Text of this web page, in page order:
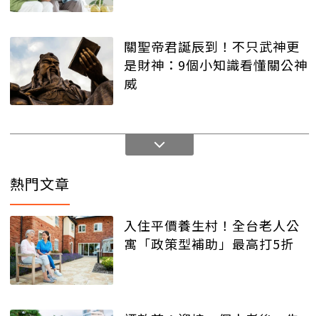
關聖帝君誕辰到！不只武神更
是財神：9個小知識看懂關公神
威
熱門文章
入住平價養生村！全台老人公
寓「政策型補助」最高打5折